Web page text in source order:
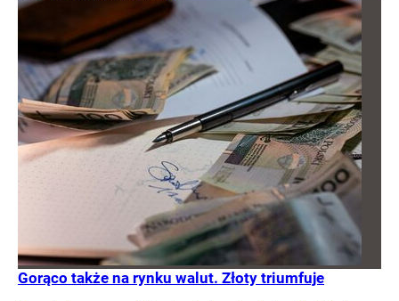
Gorąco także na rynku walut. Złoty triumfuje